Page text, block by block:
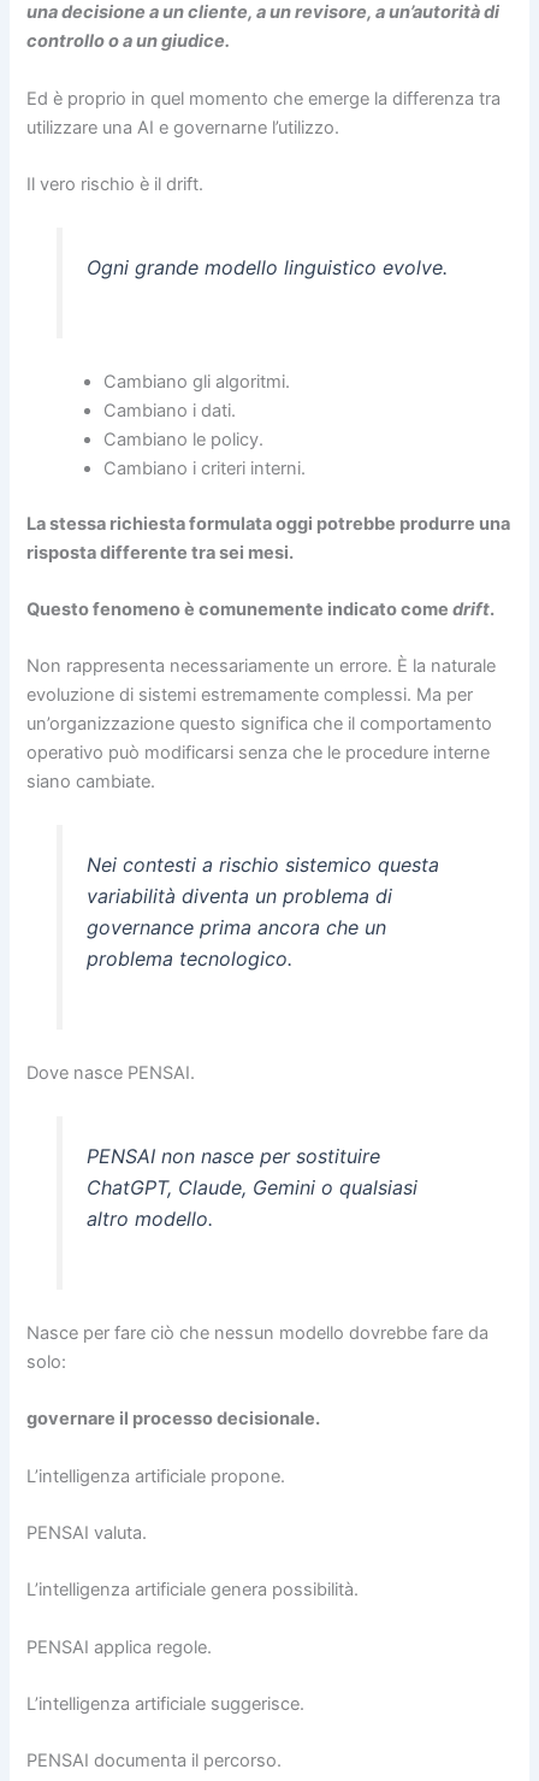
una decisione a un cliente, a un revisore, a un’autorità di
controllo o a un giudice.
Ed è proprio in quel momento che emerge la differenza tra
utilizzare una AI e governarne l’utilizzo.
Il vero rischio è il drift.
Ogni grande modello linguistico evolve.
Cambiano gli algoritmi.
Cambiano i dati.
Cambiano le policy.
Cambiano i criteri interni.
La stessa richiesta formulata oggi potrebbe produrre una
risposta differente tra sei mesi.
Questo fenomeno è comunemente indicato comedrift.
Non rappresenta necessariamente un errore. È la naturale
evoluzione di sistemi estremamente complessi. Ma per
un’organizzazione questo significa che il comportamento
operativo può modificarsi senza che le procedure interne
siano cambiate.
Nei contesti a rischio sistemico questa
variabilità diventa un problema di
governance prima ancora che un
problema tecnologico.
Dove nasce PENSAI.
PENSAI non nasce per sostituire
ChatGPT, Claude, Gemini o qualsiasi
altro modello.
Nasce per fare ciò che nessun modello dovrebbe fare da
solo:
governare il processo decisionale.
L’intelligenza artificiale propone.
PENSAI valuta.
L’intelligenza artificiale genera possibilità.
PENSAI applica regole.
L’intelligenza artificiale suggerisce.
PENSAI documenta il percorso.